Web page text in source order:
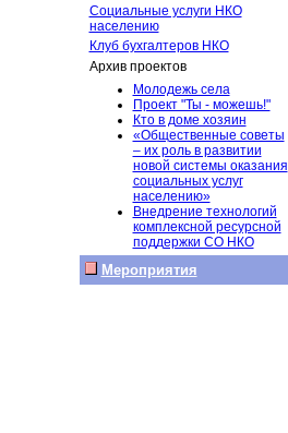
Социальные услуги НКО
населению
Клуб бухгалтеров НКО
Архив проектов
Молодежь села
Проект "Ты - можешь!"
Кто в доме хозяин
«Общественные советы
– их роль в развитии
новой системы оказания
социальных услуг
населению»
Внедрение технологий
комплексной ресурсной
поддержки СО НКО
Мероприятия